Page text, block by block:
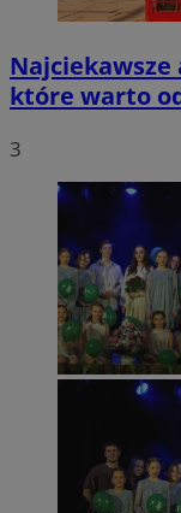
które warto
3